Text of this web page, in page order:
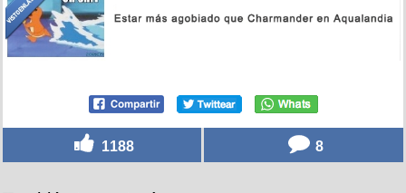
1188 8